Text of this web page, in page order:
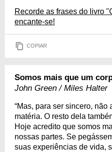
Recorde as frases do livro
encante-se!
COPIAR
Somos mais que um
John Green / Miles Halter
“Mas, para ser sincero,
matéria. O resto dela
Hoje acredito que somos
nossas partes. Se
suas experiências de vida,